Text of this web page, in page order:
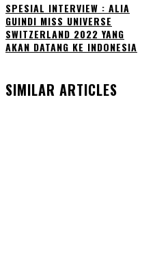
SPESIAL INTERVIEW : ALIA
GUINDI MISS UNIVERSE
SWITZERLAND 2022 YANG
AKAN DATANG KE INDONESIA
SIMILAR ARTICLES